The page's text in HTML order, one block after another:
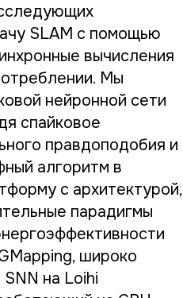
SLAM с помощью
вычисления
Мы
нейронной сети
спайковое
правдоподобия и
алгоритм в
с архитектурой,
парадигмы
широко
на Loihi